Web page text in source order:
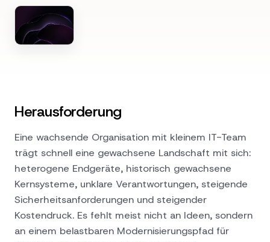
Herausforderung
Eine wachsende Organisation mit kleinem IT-Team
trägt schnell eine gewachsene Landschaft mit sich:
heterogene Endgeräte, historisch gewachsene
Kernsysteme, unklare Verantwortungen, steigende
Sicherheitsanforderungen und steigender
Kostendruck. Es fehlt meist nicht an Ideen, sondern
an einem belastbaren Modernisierungspfad für